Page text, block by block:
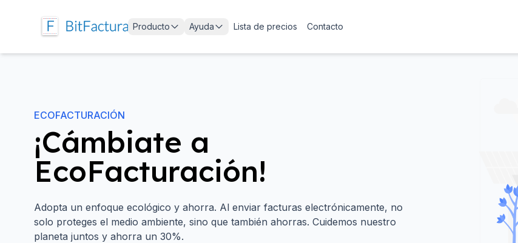
Producto Ayuda Lista de precios Contacto
ECOFACTURACIÓN
¡Cámbiate a
EcoFacturación!
Adopta un enfoque ecológico y ahorra. Al enviar facturas electrónicamente, no
solo proteges el medio ambiente, sino que también ahorras. Cuidemos nuestro
planeta juntos y ahorra un 30%.